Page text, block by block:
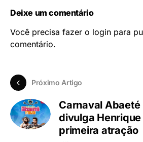
Deixe um comentário
Você precisa fazer o login para
comentário.
Próximo Artigo
Carnaval Abaeté
divulga
primeira atração